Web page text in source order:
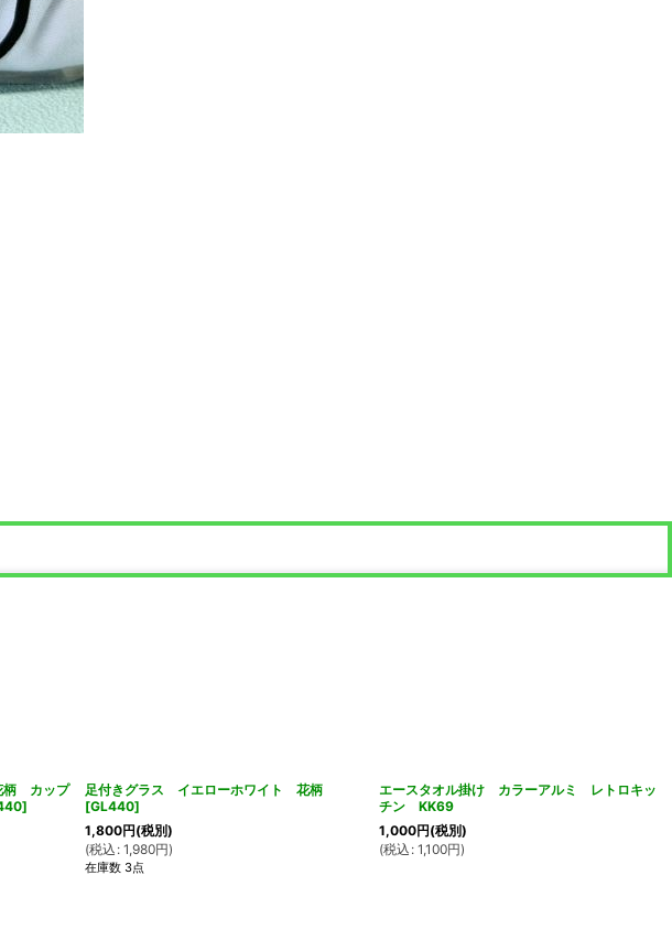
柄 カップ
]
足付きグラス イエローホワイト 花柄
[GL440]
1,800円(税別)
(税込 : 1,980円)
在庫数 3点
エースタオル掛け カラーアルミ レトロキッ
チン KK69
1,000円(税別)
(税込 : 1,100円)